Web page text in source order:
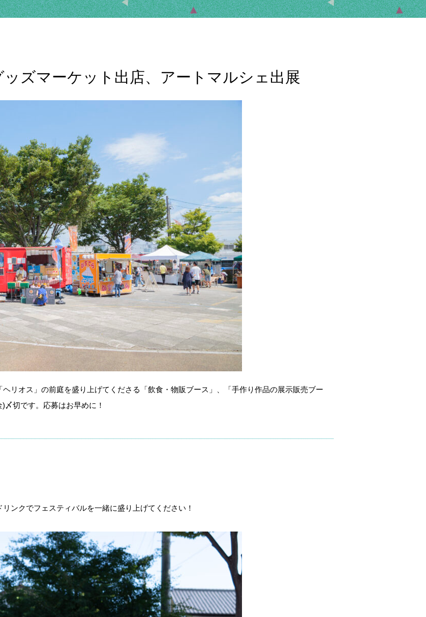
ッズマーケット出店、アートマルシェ出展
リオス」の前庭を盛り上げてくださる「飲食・物販ブース」、「手作り作品の展示販売ブー
〆切です。応募はお早めに！
ンクでフェスティバルを一緒に盛り上げてください！